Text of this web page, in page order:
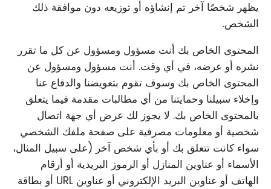
يظهر شخصًا آخر تم إنشاؤه أو توزيعه دون موافقة ذلك
الشخص.
المحتوى الخاص بك أنت مسؤول ومسؤول عن كل ما تقرر
نشره أو عرضه، في أي وقت. أنت مسؤول ومسؤول عن
المحتوى الخاص بك وسوف تقوم بتعويضنا والدفاع عنا
وإخلاء سبيلنا وحمايتنا من أي مطالبات مقدمة فيما يتعلق
بالمحتوى الخاص بك. لا يجوز لك عرض أي جهة اتصال
شخصية أو معلومات مصرفية على صفحة ملفك الشخصي
سواء كانت تتعلق بك أو بأي شخص آخر (على سبيل المثال،
الأسماء أو عناوين المنازل أو الرموز البريدية أو أرقام
الهاتف أو عناوين البريد الإلكتروني أو عناوين URL أو بطاقة